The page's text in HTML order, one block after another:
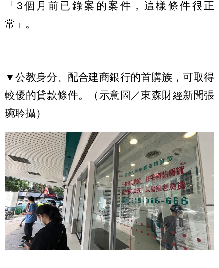
「3個月前已錄案的案件，這樣條件很正
常」。
▼公教身分、配合建商銀行的首購族，可取得
較優的貸款條件。（示意圖／東森財經新聞張
琬聆攝）